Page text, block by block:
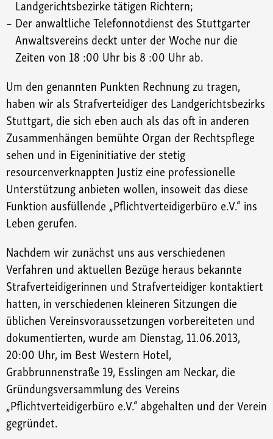
Landgerichtsbezirke tätigen Richtern;
Der anwaltliche Telefonnotdienst des Stuttgarter
Anwaltsvereins deckt unter der Woche nur die
Zeiten von 18 :00 Uhr bis 8 :00 Uhr ab.
Um den genannten Punkten Rechnung zu tragen,
haben wir als Strafverteidiger des Landgerichtsbezirks
Stuttgart, die sich eben auch als das oft in anderen
Zusammenhängen bemühte Organ der Rechtspflege
sehen und in Eigeninitiative der stetig
resourcenverknappten Justiz eine professionelle
Unterstützung anbieten wollen, insoweit das diese
Funktion ausfüllende „Pflichtverteidigerbüro e.V.“ ins
Leben gerufen.
Nachdem wir zunächst uns aus verschiedenen
Verfahren und aktuellen Bezüge heraus bekannte
Strafverteidigerinnen und Strafverteidiger kontaktiert
hatten, in verschiedenen kleineren Sitzungen die
üblichen Vereinsvoraussetzungen vorbereiteten und
dokumentierten, wurde am Dienstag, 11.06.2013,
20:00 Uhr, im Best Western Hotel,
Grabbrunnenstraße 19, Esslingen am Neckar, die
Gründungsversammlung des Vereins
„Pflichtverteidigerbüro e.V.“ abgehalten und der Verein
gegründet.